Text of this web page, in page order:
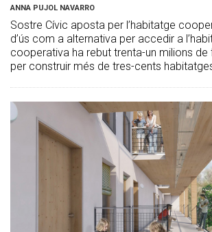
ANNA PUJOL NAVARRO
Sostre Cívic aposta per l’habitatge
d’ús com a alternativa per accedir a
cooperativa ha rebut trenta-un milions de
per construir més de tres-cents